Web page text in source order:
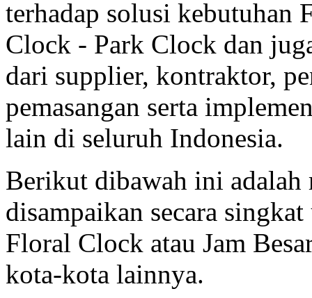
terhadap solusi kebutuhan
Clock - Park Clock dan
dari supplier, kontraktor,
pemasangan serta
lain di seluruh Indonesia.
Berikut dibawah ini adalah
disampaikan secara
Floral Clock atau Jam
kota-kota lainnya.